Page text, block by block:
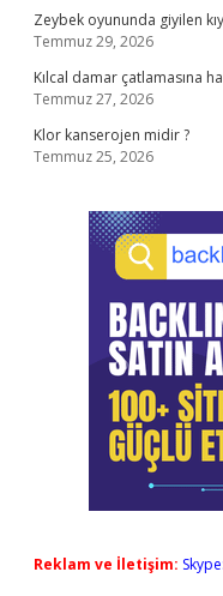
Zeybek oyununda giyilen
Temmuz 29, 2026
Kılcal damar çatlamasına
Temmuz 27, 2026
Klor kanserojen midir ?
Temmuz 25, 2026
Reklam ve İletişim: